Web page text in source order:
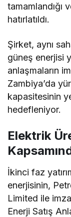
tamamlandığı
hatırlatıldı.
Şirket, aynı
güneş enerjisi
anlaşmaların
Zambiya’da
kapasitesinin
hedefleniyor.
Elektrik
İkinci faz
enerjisinin,
Limited ile
Enerji Satış